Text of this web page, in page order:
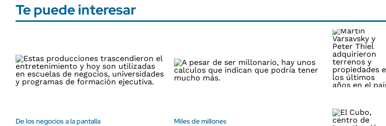
Te puede interesar
De los negocios a la pantalla Miles de millones